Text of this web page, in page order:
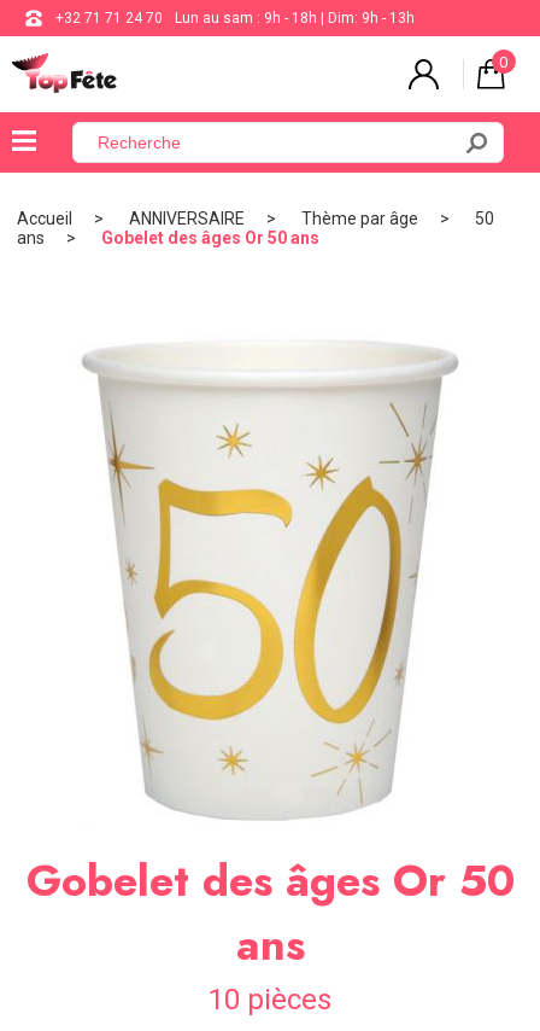
+32 71 71 24 70 Lun au sam : 9h - 18h | Dim: 9h - 13h
0
×
BALLON
VAISSELLE
COMMUNION
Accueil ANNIVERSAIRE Thème par âge
50
ans
Gobelet des âges Or 50 ans
Gobelet des âges Or 50
ans
10 pièces